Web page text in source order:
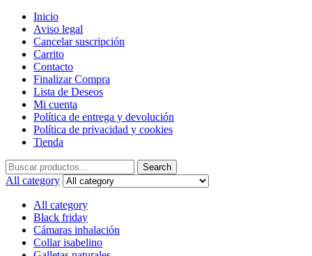
Inicio
Aviso legal
Cancelar suscripción
Carrito
Contacto
Finalizar Compra
Lista de Deseos
Mi cuenta
Política de entrega y devolución
Política de privacidad y cookies
Tienda
Search
for:
Search
All category
All category
Black friday
Cámaras inhalación
Collar isabelino